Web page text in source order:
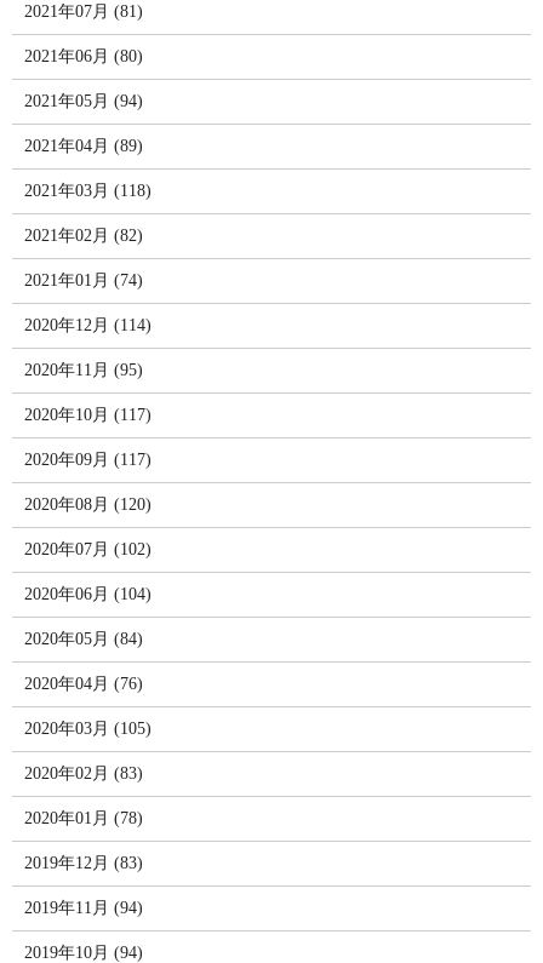
2021年07月 (81)
2021年06月 (80)
2021年05月 (94)
2021年04月 (89)
2021年03月 (118)
2021年02月 (82)
2021年01月 (74)
2020年12月 (114)
2020年11月 (95)
2020年10月 (117)
2020年09月 (117)
2020年08月 (120)
2020年07月 (102)
2020年06月 (104)
2020年05月 (84)
2020年04月 (76)
2020年03月 (105)
2020年02月 (83)
2020年01月 (78)
2019年12月 (83)
2019年11月 (94)
2019年10月 (94)